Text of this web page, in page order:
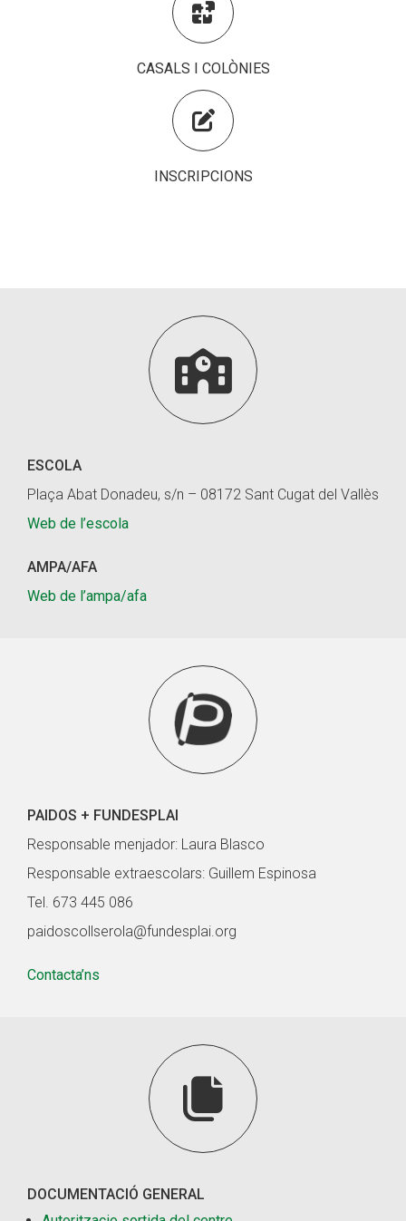

CASALS I COLÒNIES

INSCRIPCIONS

ESCOLA
Plaça Abat Donadeu, s/n – 08172 Sant Cugat del Vallès
Web de l’escola
AMPA/AFA
Web de l’ampa/afa
PAIDOS + FUNDESPLAI
Responsable menjador: Laura Blasco
Responsable extraescolars: Guillem Espinosa
Tel. 673 445 086
paidoscollserola@fundesplai.org
Contacta’ns

DOCUMENTACIÓ GENERAL